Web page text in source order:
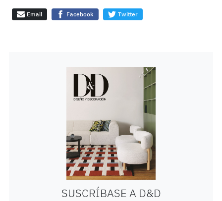
Email Facebook Twitter
SUSCRÍBASE A D&D